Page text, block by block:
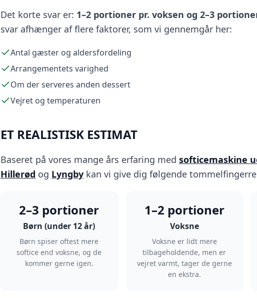
Det korte svar er: 1–2 portioner pr. voksen og 2–3
svar afhænger af flere faktorer, som vi gennemgår her:
Antal gæster og aldersfordeling
Arrangementets varighed
Om der serveres anden dessert
Vejret og temperaturen
ET REALISTISK ESTIMAT
Baseret på vores mange års erfaring med softicemaskine
Hillerød og Lyngby kan vi give dig følgende
2–3 portioner
Børn (under 12 år)
Børn spiser oftest mere
softice end voksne, og de
kommer gerne igen.
1–2 portioner
Voksne
Voksne er lidt mere
tilbageholdende, men er
vejret varmt, tager de gerne
en ekstra.